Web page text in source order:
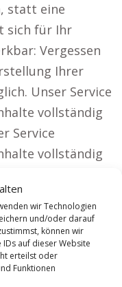
wir Technologien
und/oder darauf
können wir
auf dieser Website
erteilst oder
Funktionen
statt eine
sich für Ihr
Vergessen
Ihrer
Unser Service
vollständig
Service
vollständig
Betrag
Ihrer
Kunden
Für Firmen, die